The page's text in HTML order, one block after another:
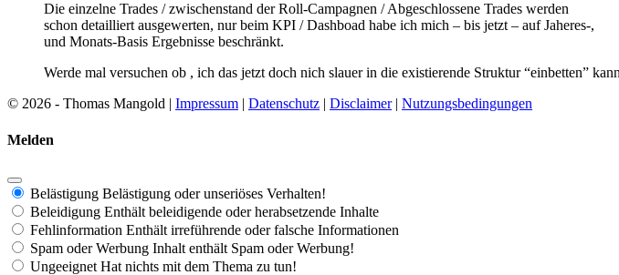
Die einzelne Trades / zwischenstand der Roll-Campagnen / Abgeschlossene Trades werden
schon detailliert ausgewerten, nur beim KPI / Dashboad habe ich mich – bis jetzt – auf Jaheres-,
und Monats-Basis Ergebnisse beschränkt.
Werde mal versuchen ob , ich das jetzt doch nich slauer in die existierende Struktur “einbetten”
© 2026 - Thomas Mangold | Impressum | Datenschutz | Disclaimer| Nutzungsbedingungen
Melden
Belästigung Belästigung oder unseriöses Verhalten!
Beleidigung Enthält beleidigende oder herabsetzende Inhalte
Fehlinformation Enthält irreführende oder falsche Informationen
Spam oder Werbung Inhalt enthält Spam oder Werbung!
Ungeeignet Hat nichts mit dem Thema zu tun!